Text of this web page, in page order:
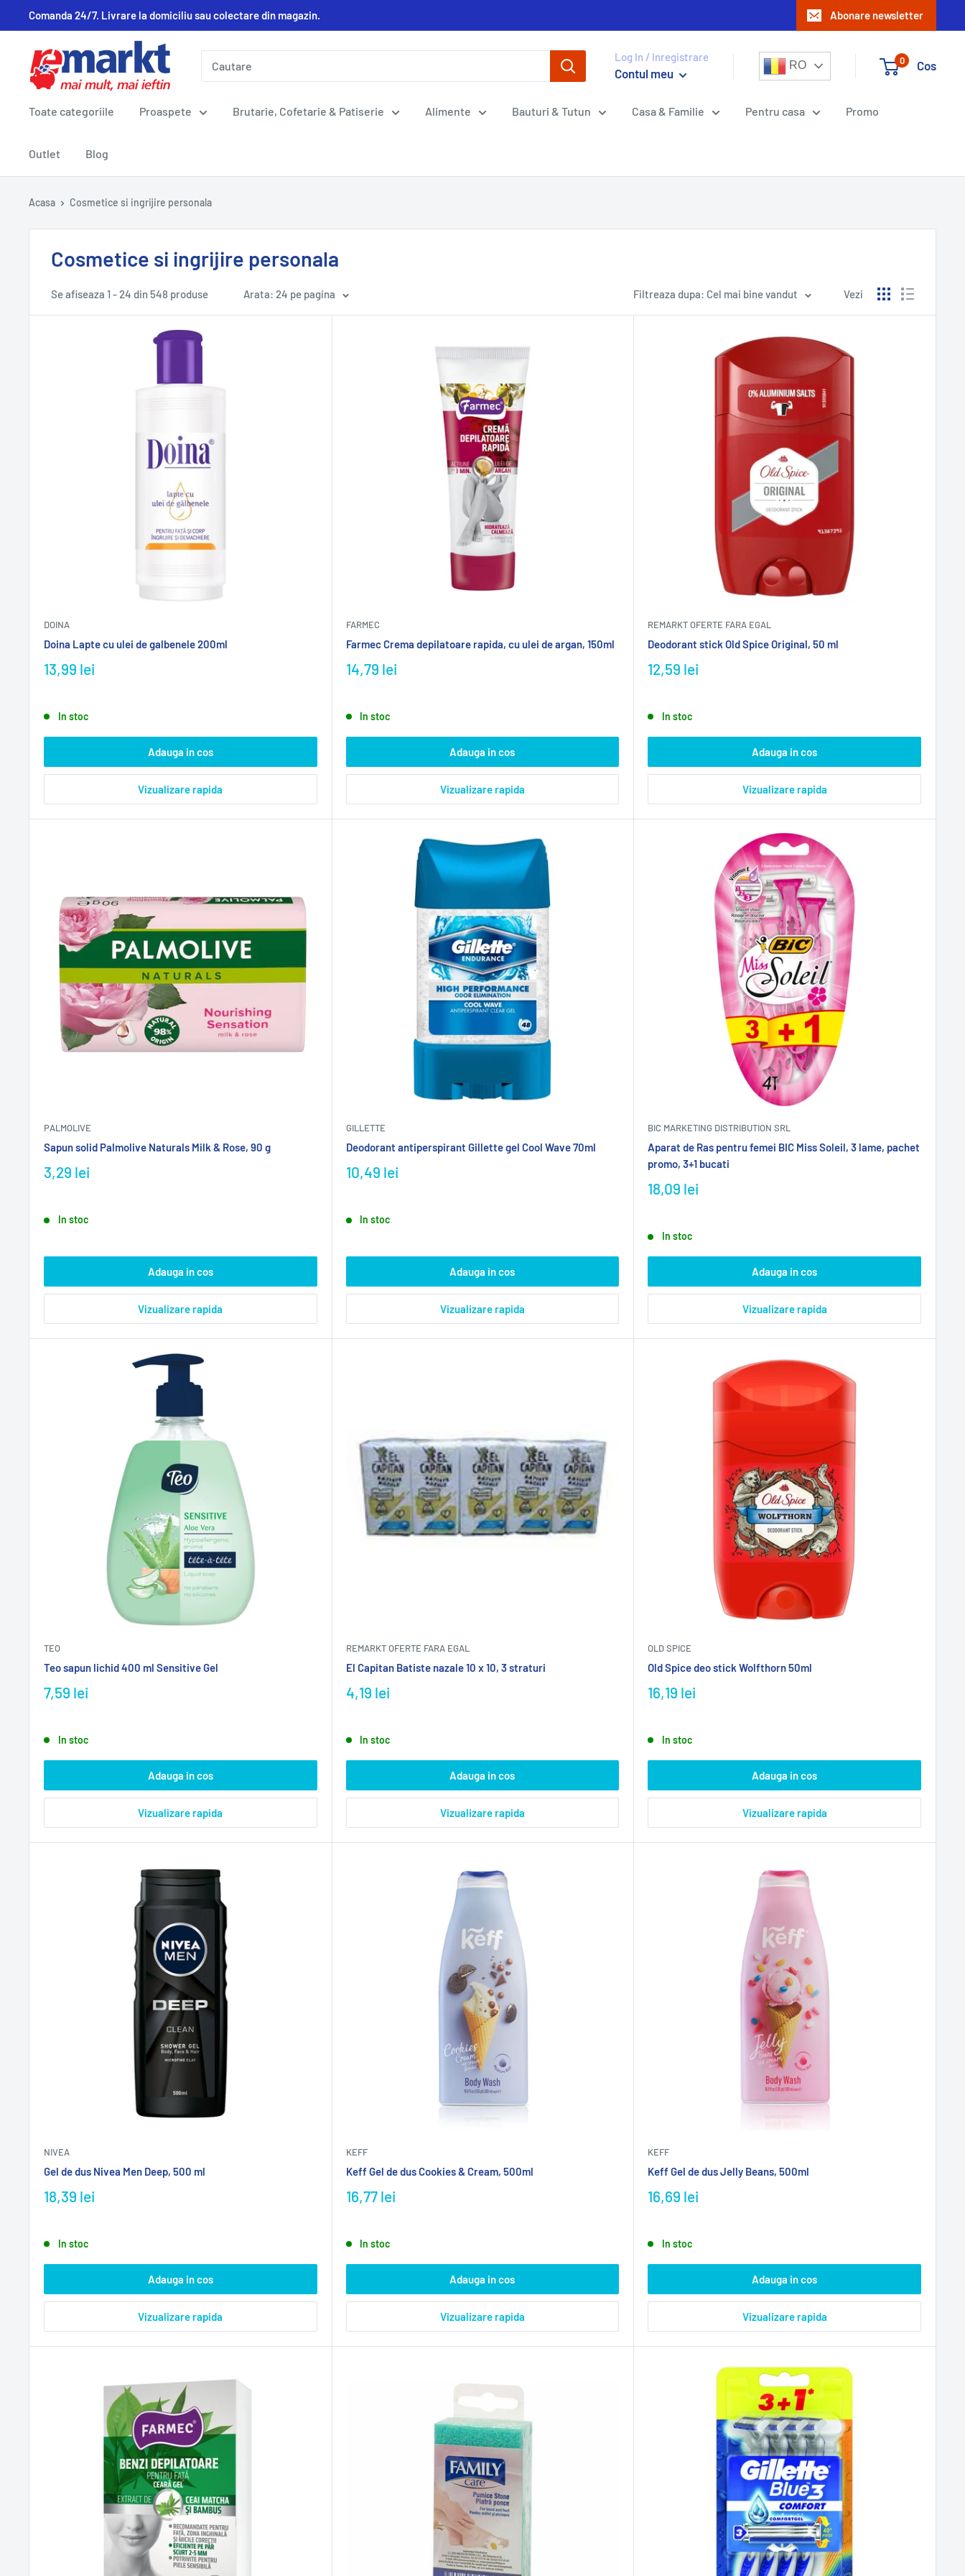
Comanda 24/7. Livrare la domiciliu sau colectare din magazin. Abonare newsletter
Log In / Inregistrare
Contul meu
RO 0 Cos
Toate categoriile Proaspete Brutarie, Cofetarie & Patiserie Alimente Bauturi & Tutun Casa & Familie Pentru casa Promo
Outlet Blog
Acasa Cosmetice si ingrijire personala
Cosmetice si ingrijire personala
Se afiseaza 1 - 24 din 548 produse Arata: 24 pe pagina Filtreaza dupa: Cel mai bine vandut Vezi
DOINA
Doina Lapte cu ulei de galbenele 200ml
13,99 lei
In stoc
Adauga in cos
Vizualizare rapida
FARMEC
Farmec Crema depilatoare rapida, cu ulei de argan, 150ml
14,79 lei
In stoc
Adauga in cos
Vizualizare rapida
REMARKT OFERTE FARA EGAL
Deodorant stick Old Spice Original, 50 ml
12,59 lei
In stoc
Adauga in cos
Vizualizare rapida
PALMOLIVE
Sapun solid Palmolive Naturals Milk & Rose, 90 g
3,29 lei
In stoc
Adauga in cos
Vizualizare rapida
GILLETTE
Deodorant antiperspirant Gillette gel Cool Wave 70ml
10,49 lei
In stoc
Adauga in cos
Vizualizare rapida
BIC MARKETING DISTRIBUTION SRL
Aparat de Ras pentru femei BIC Miss Soleil, 3 lame, pachet
promo, 3+1 bucati
18,09 lei
In stoc
Adauga in cos
Vizualizare rapida
TEO
Teo sapun lichid 400 ml Sensitive Gel
7,59 lei
In stoc
Adauga in cos
Vizualizare rapida
REMARKT OFERTE FARA EGAL
El Capitan Batiste nazale 10 x 10, 3 straturi
4,19 lei
In stoc
Adauga in cos
Vizualizare rapida
OLD SPICE
Old Spice deo stick Wolfthorn 50ml
16,19 lei
In stoc
Adauga in cos
Vizualizare rapida
NIVEA
Gel de dus Nivea Men Deep, 500 ml
18,39 lei
In stoc
Adauga in cos
Vizualizare rapida
KEFF
Keff Gel de dus Cookies & Cream, 500ml
16,77 lei
In stoc
Adauga in cos
Vizualizare rapida
KEFF
Keff Gel de dus Jelly Beans, 500ml
16,69 lei
In stoc
Adauga in cos
Vizualizare rapida